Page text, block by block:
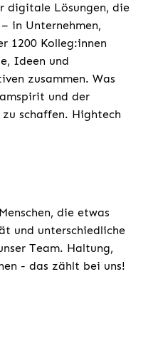
digitale Lösungen, die
in Unternehmen,
1200 Kolleg:innen
Ideen und
zusammen. Was
und der
schaffen. Hightech
die etwas
und unterschiedliche
Team. Haltung,
- das zählt bei uns!